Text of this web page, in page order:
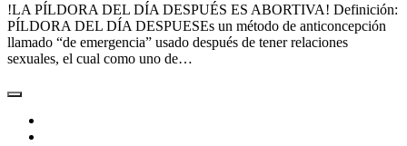
!LA PÍLDORA DEL DÍA DESPUÉS ES ABORTIVA! Definición:
PÍLDORA DEL DÍA DESPUESEs un método de anticoncepción
llamado “de emergencia” usado después de tener relaciones
sexuales, el cual como uno de…